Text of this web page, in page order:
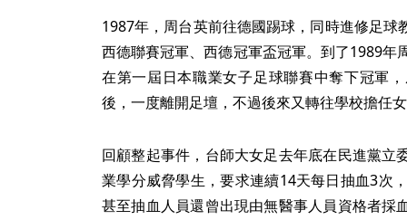
1987年，周台英前往德國踢球，同時進修足
西德聯賽冠軍、西德冠軍盃冠軍。到了1989年
在第一屆日本職業女子足球聯賽中奪下冠軍
後，一度離開足壇，不過後來又轉往學校擔任
回顧整起事件，台師大女足去年底在民進黨立
業學分威脅學生，要求連續14天每日抽血3次
甚至抽血人員還曾出現由無醫事人員資格者採